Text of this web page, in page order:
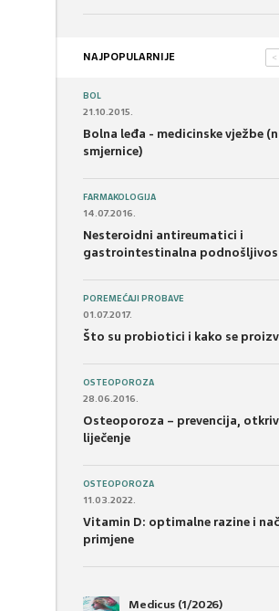
NAJPOPULARNIJE <
BOL
21.10.2015.
Bolna leđa - medicinske vježbe
smjernice)
FARMAKOLOGIJA
14.07.2016.
Nesteroidni antireumatici i
gastrointestinalna
POREMEĆAJI PROBAVE
01.07.2017.
Što su probiotici i kako se
OSTEOPOROZA
28.06.2016.
Osteoporoza – prevencija,
liječenje
OSTEOPOROZA
11.03.2022.
Vitamin D: optimalne razine i
primjene
Medicus (1/2026)